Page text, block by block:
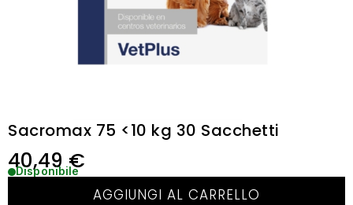
Sacromax 75 <10 kg 30 Sacchetti
40,49€
Disponibile
AGGIUNGI AL CARRELLO